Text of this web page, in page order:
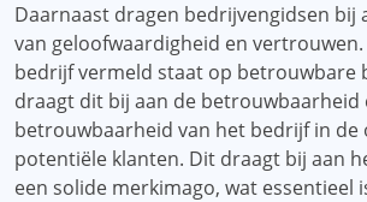
Daarnaast dragen bedrijvengidsen bij
van geloofwaardigheid en
bedrijf vermeld staat op betrouwbare
draagt ​​dit bij aan de betrouwbaarheid
betrouwbaarheid van het bedrijf in de
potentiële klanten. Dit draagt ​​bij aan
een solide merkimago, wat essentieel